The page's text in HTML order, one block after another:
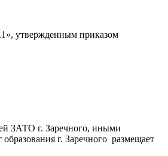
утвержденным приказом
ЗАТО г. Заречного, иными
г. Заречного размещает